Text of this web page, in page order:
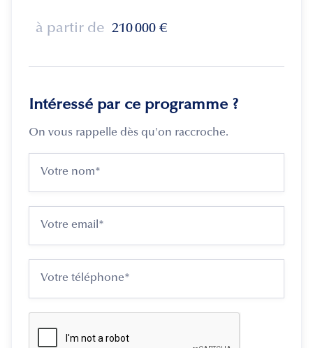
à partir de 210 000 €
Intéressé par ce programme ?
On vous rappelle dès qu'on raccroche.